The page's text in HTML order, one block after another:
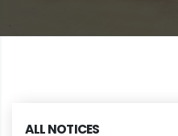
ALL NOTICES